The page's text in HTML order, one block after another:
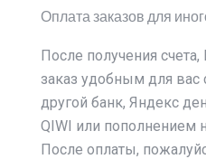
Оплата заказов для
После получения
заказ удобным для вас
другой банк, Яндекс
QIWI или пополнением
После оплаты,